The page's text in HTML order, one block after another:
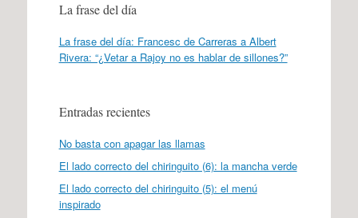
La frase del día
La frase del día: Francesc de Carreras a Albert
Rivera: “¿Vetar a Rajoy no es hablar de sillones?”
Entradas recientes
No basta con apagar las llamas
El lado correcto del chiringuito (6): la mancha verde
El lado correcto del chiringuito (5): el menú
inspirado